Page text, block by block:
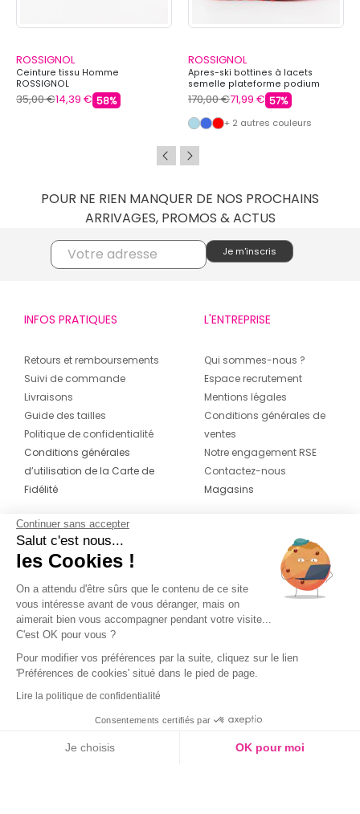
ROSSIGNOL
Ceinture tissu Homme
ROSSIGNOL
35,00 €14,39 € 58%
ROSSIGNOL
Apres-ski bottines à lacets
semelle plateforme podium
Mixte ROSSIGNOL
170,00 €71,99 € 57%
+ 2 autres couleurs
POUR NE RIEN MANQUER DE NOS PROCHAINS
ARRIVAGES, PROMOS & ACTUS
INFOS PRATIQUES
Retours et remboursements
Suivi de commande
Livraisons
Guide des tailles
Politique de confidentialité
Conditions générales
d’utilisation de la Carte de
Fidélité
L'ENTREPRISE
Qui sommes-nous ?
Espace recrutement
Mentions légales
Conditions générales de
ventes
Notre engagement RSE
Contactez-nous
Magasins
CONTACT
04 42 20 78 42
Du lundi au jeudi de 8h30 à 16h30 & le
vendredi de 8h30 à 15h30
Continuer sans accepter
Salut c'est nous...
les Cookies !
On a attendu d'être sûrs que le contenu de ce site
vous intéresse avant de vous déranger, mais on
aimerait bien vous accompagner pendant votre visite...
C'est OK pour vous ?
Pour modifier vos préférences par la suite, cliquez sur le lien
'Préférences de cookies' situé dans le pied de page.
Lire la politique de confidentialité
Consentements certifiés par
Je choisis OK pour moi